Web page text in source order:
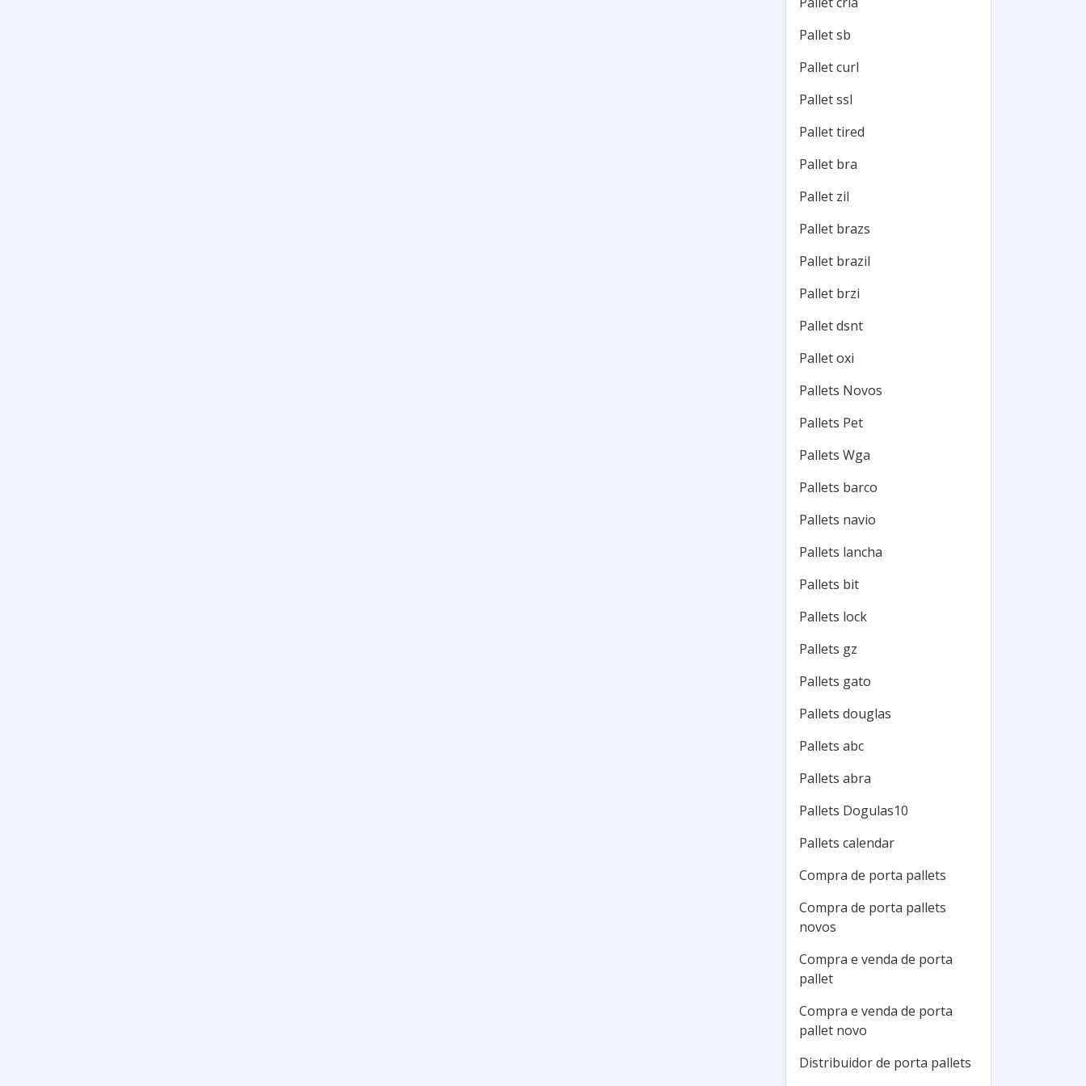
Pallet sb
Pallet curl
Pallet ssl
Pallet tired
Pallet bra
Pallet zil
Pallet brazs
Pallet brazil
Pallet brzi
Pallet dsnt
Pallet oxi
Pallets Novos
Pallets Pet
Pallets Wga
Pallets barco
Pallets navio
Pallets lancha
Pallets bit
Pallets lock
Pallets gz
Pallets gato
Pallets douglas
Pallets abc
Pallets abra
Pallets Dogulas10
Pallets calendar
Compra de porta pallets
Compra de porta pallets
novos
Compra e venda de porta
pallet
Compra e venda de porta
pallet novo
Distribuidor de porta pallets